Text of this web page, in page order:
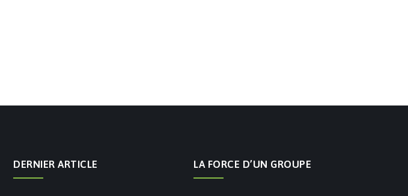
DERNIER ARTICLE LA FORCE D’UN GROUPE